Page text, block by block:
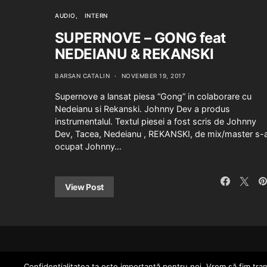
AUDIO INTERN
SUPERNOVE – GONG feat
NEDEIANU & REKANSKI
BARSAN CATALIN NOVEMBER 19, 2017
Supernove a lansat piesa “Gong” in colaborare cu
Nedeianu si Rekanski. Johnny Dev a produs
instrumentalul. Textul piesei a fost scris de Johnny
Dev, Tacea, Nedeianu , REKANSKI, de mix/master s-
ocupat Johnny…
View Post